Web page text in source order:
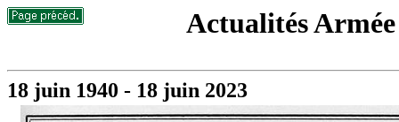
Actualités
18 juin 1940 - 18 juin 2023